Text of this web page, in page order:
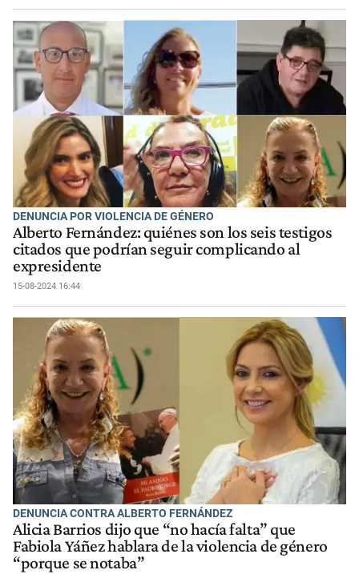
DENUNCIA POR VIOLENCIA DE GÉNERO
Alberto Fernández: quiénes son los seis testigos
citados que podrían seguir complicando al
expresidente
15-08-2024 16:44
DENUNCIA CONTRA ALBERTO FERNÁNDEZ
Alicia Barrios dijo que “no hacía falta” que
Fabiola Yáñez hablara de la violencia de género
“porque se notaba”